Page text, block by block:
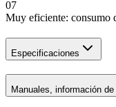
07
Muy eficiente: consumo
Especificaciones
Manuales, información